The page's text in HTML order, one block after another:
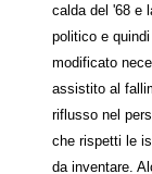
calda del '68 e
politico e
modificato
assistito al
riflusso nel
che rispetti le
da inventare.